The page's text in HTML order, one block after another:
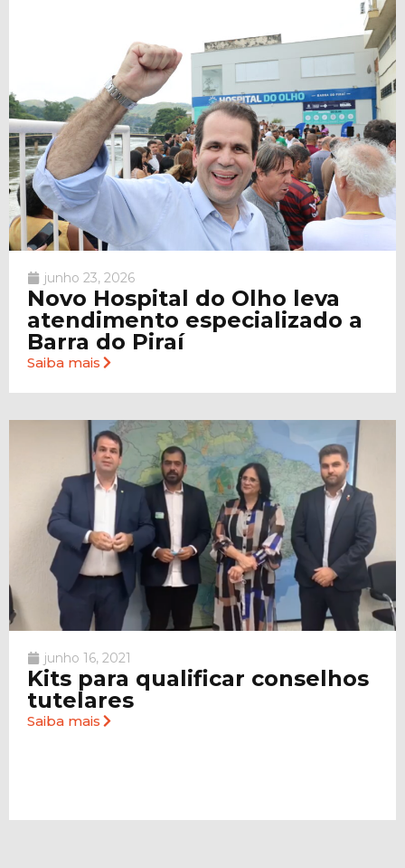
junho 23, 2026
Novo Hospital do Olho leva
atendimento especializado a
Barra do Piraí
Saiba mais
junho 16, 2021
Kits para qualificar conselhos
tutelares
Saiba mais